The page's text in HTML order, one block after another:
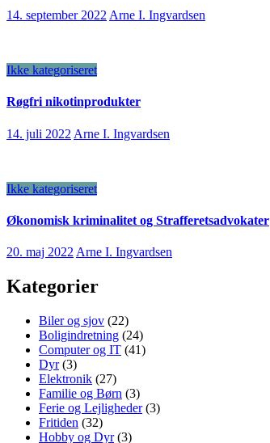
14. september 2022 Arne I. Ingvardsen
Ikke kategoriseret
Røgfri nikotinprodukter
14. juli 2022 Arne I. Ingvardsen
Ikke kategoriseret
Økonomisk kriminalitet og Strafferetsadvokater
20. maj 2022 Arne I. Ingvardsen
Kategorier
Biler og sjov (22)
Boligindretning (24)
Computer og IT (41)
Dyr(3)
Elektronik (27)
Familie og Børn (3)
Ferie og Lejligheder(3)
Fritiden (32)
Hobby og Dyr(3)